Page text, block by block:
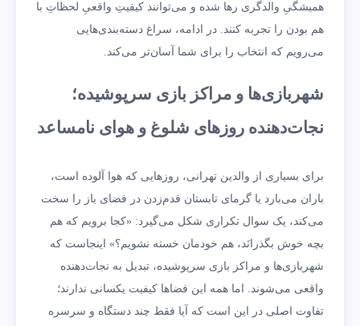
همیشگیِ والدگری رها شده و می‌توانند کیفیتِ واقعیِ لحظاتِ با
هم بودن را تجربه کنند. در ادامه، سراغ دسته‌بندی‌هایی
می‌رویم که انتخاب را برای شما آسان‌تر می‌کند.
شهربازی‌ها و مراکز بازی سرپوشیده؛
نجات‌دهنده روزهای شلوغ و هوای نامساعد
برای بسیاری از والدین تهرانی، روزهایی که هوا آلوده است،
باران می‌بارد یا گرمای تابستان قدم‌زدن در فضای باز را سخت
می‌کند، یک سوال تکراری شکل می‌گیرد: «کجا برویم که هم
بچه خوش بگذرانَد، هم خودمان خسته نشویم؟» اینجاست که
شهربازی‌ها و مراکز بازی سرپوشیده، تبدیل به نجات‌دهنده
واقعی می‌شوند. اما همه این فضاها کیفیت یکسانی ندارند؛
تفاوت اصلی در این است که آیا فقط چند دستگاه و سرسره